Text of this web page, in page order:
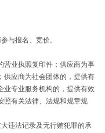
与报名、竞价。
业执照复印件；供应商为事
供应商为社会团体的，提供有
业专业服务机构的，提供有效
照有关法律、法规和规章规
违法记录及无行贿犯罪的承